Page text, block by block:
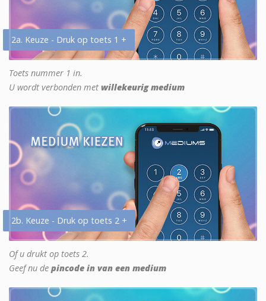
2a. Keuze - Druk op toets 1 +
Toets nummer 1 in.
U wordt verbonden met willekeurig medium
2b. Keuze - Druk op toets 2 +
Of u drukt op toets 2.
Geef nu de pincode in van een medium